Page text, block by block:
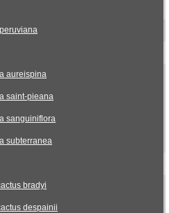
aureispina
saint-pieana
sanguiniflora
subterranea
bradyi
despainii